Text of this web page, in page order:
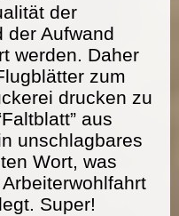
der
der Aufwand
werden. Daher
zum
drucken zu
aus
unschlagbares
Wort, was
Super!